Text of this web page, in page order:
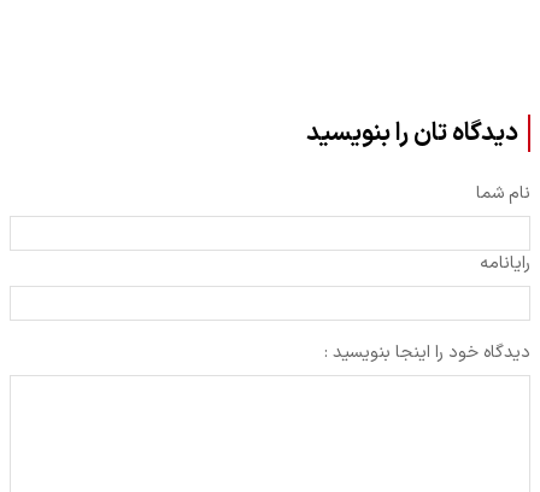
دیدگاه تان را بنویسید
نام شما
رایانامه
دیدگاه خود را اینجا بنویسید :